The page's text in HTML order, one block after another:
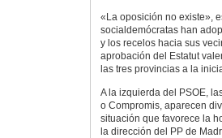
«La oposición no existe»,
socialdemócratas han
y los recelos hacia sus
aprobación del Estatut
las tres provincias a la
A la izquierda del PSOE,
o Compromis, aparecen
situación que favorece la
la dirección del PP de